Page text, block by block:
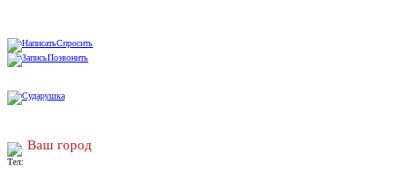
Спросить
Позвонить
Ваш город